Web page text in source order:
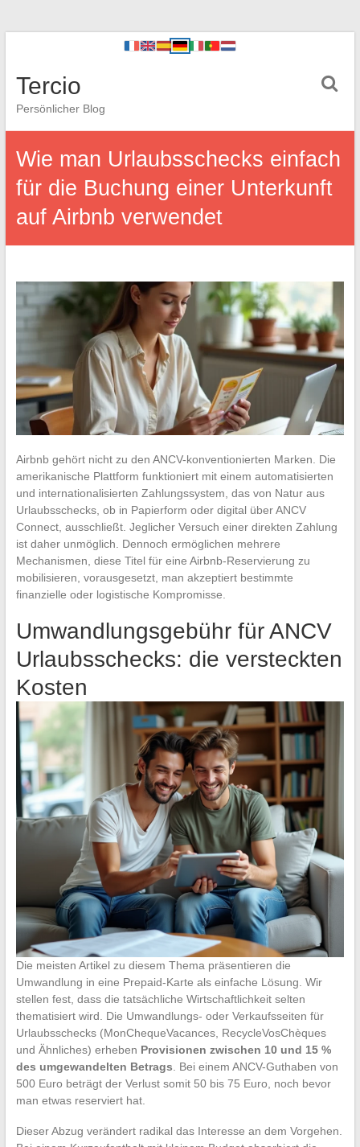
Tercio
Persönlicher Blog
Wie man Urlaubsschecks einfach
für die Buchung einer Unterkunft
auf Airbnb verwendet
Airbnb gehört nicht zu den ANCV-konventionierten Marken. Die
amerikanische Plattform funktioniert mit einem automatisierten
und internationalisierten Zahlungssystem, das von Natur aus
Urlaubsschecks, ob in Papierform oder digital über ANCV
Connect, ausschließt. Jeglicher Versuch einer direkten Zahlung
ist daher unmöglich. Dennoch ermöglichen mehrere
Mechanismen, diese Titel für eine Airbnb-Reservierung zu
mobilisieren, vorausgesetzt, man akzeptiert bestimmte
finanzielle oder logistische Kompromisse.
Umwandlungsgebühr für ANCV
Urlaubsschecks: die versteckten
Kosten
Die meisten Artikel zu diesem Thema präsentieren die
Umwandlung in eine Prepaid-Karte als einfache Lösung. Wir
stellen fest, dass die tatsächliche Wirtschaftlichkeit selten
thematisiert wird. Die Umwandlungs- oder Verkaufsseiten für
Urlaubsschecks (MonChequeVacances, RecycleVosChèques
und Ähnliches) erheben Provisionen zwischen 10 und 15 %
des umgewandelten Betrags . Bei einem ANCV-Guthaben von
500 Euro beträgt der Verlust somit 50 bis 75 Euro, noch bevor
man etwas reserviert hat.
Dieser Abzug verändert radikal das Interesse an dem Vorgehen.